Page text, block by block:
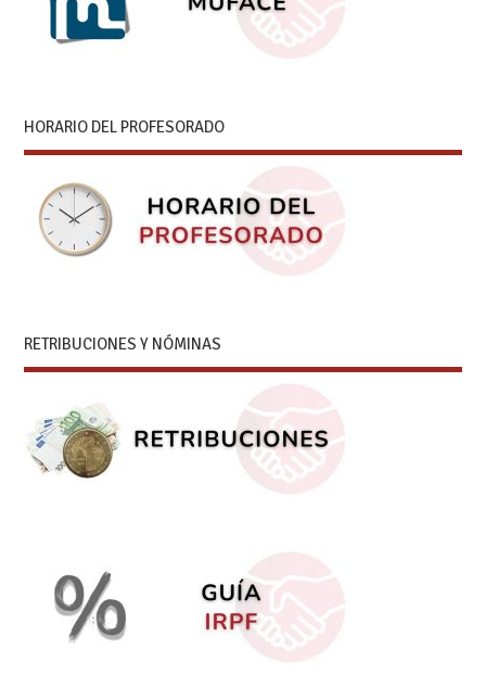
HORARIO DEL PROFESORADO
RETRIBUCIONES Y NÓMINAS